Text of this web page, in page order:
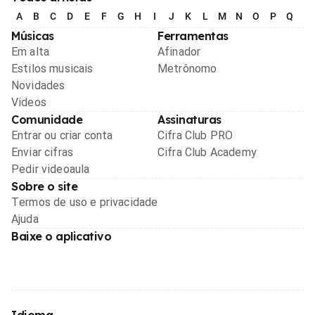
A B C D E F G H I J K L M N O P Q
Músicas
Em alta
Estilos musicais
Novidades
Videos
Ferramentas
Afinador
Metrônomo
Comunidade
Entrar ou criar conta
Enviar cifras
Pedir videoaula
Assinaturas
Cifra Club PRO
Cifra Club Academy
Sobre o site
Termos de uso e privacidade
Ajuda
Baixe o aplicativo